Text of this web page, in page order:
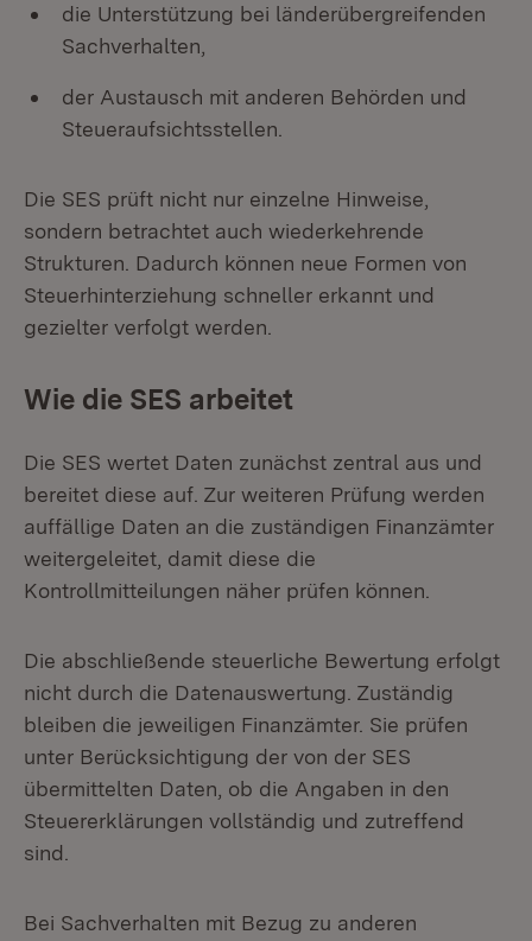
die Unterstützung bei länderübergreifenden
Sachverhalten,
der Austausch mit anderen Behörden und
Steueraufsichtsstellen.
Die SES prüft nicht nur einzelne Hinweise,
sondern betrachtet auch wiederkehrende
Strukturen. Dadurch können neue Formen von
Steuerhinterziehung schneller erkannt und
gezielter verfolgt werden.
Wie die SES arbeitet
Die SES wertet Daten zunächst zentral aus und
bereitet diese auf. Zur weiteren Prüfung werden
auffällige Daten an die zuständigen Finanzämter
weitergeleitet, damit diese die
Kontrollmitteilungen näher prüfen können.
Die abschließende steuerliche Bewertung erfolgt
nicht durch die Datenauswertung. Zuständig
bleiben die jeweiligen Finanzämter. Sie prüfen
unter Berücksichtigung der von der SES
übermittelten Daten, ob die Angaben in den
Steuererklärungen vollständig und zutreffend
sind.
Bei Sachverhalten mit Bezug zu anderen